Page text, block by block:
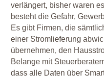
verlängert, bisher waren
besteht die Gefahr,
Es gibt Firmen, die
einer Stromlieferung
übernehmen, den
Belange mit
dass alle Daten über